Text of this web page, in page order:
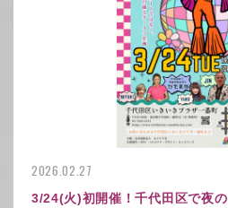
2026.02.27
3/24(火)初開催！千代田区で夜の